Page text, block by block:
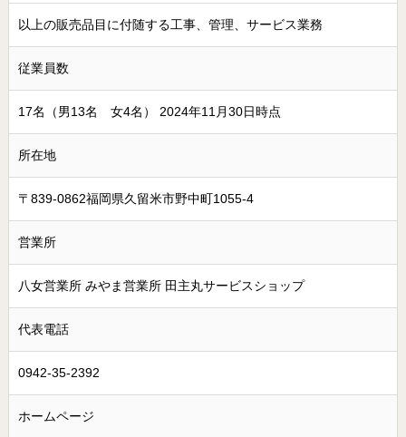
以上の販売品目に付随する工事、管理、サービス業務
従業員数
17名（男13名 女4名） 2024年11月30日時点
所在地
〒839-0862福岡県久留米市野中町1055-4
営業所
八女営業所 みやま営業所 田主丸サービスショップ
代表電話
0942-35-2392
ホームページ